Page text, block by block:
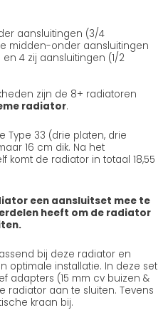
aansluitingen (3/4
midden-onder aansluitingen
4 zij aansluitingen (1/2
zijn de 8+ radiatoren
radiator.
Type 33 (drie platen, drie
16 cm dik. Na het
komt de radiator in totaal 18,55
een aansluitset mee te
heeft om de radiator
bij deze radiator en
optimale installatie. In deze set
adapters (15 mm cv buizen &
radiator aan te sluiten. Tevens
kraan bij.